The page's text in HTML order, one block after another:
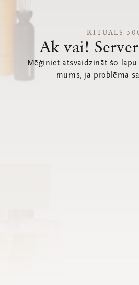
RITUALS
Ak vai!
Mēģiniet atsvaidzināt šo
mums, ja problēma